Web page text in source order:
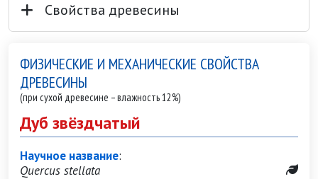
Свойства древесины
ФИЗИЧЕСКИЕ И МЕХАНИЧЕСКИЕ СВОЙСТВА
ДРЕВЕСИНЫ
(при сухой древесине – влажность 12%)
Дуб звёздчатый
Научное название:
Quercus stellata